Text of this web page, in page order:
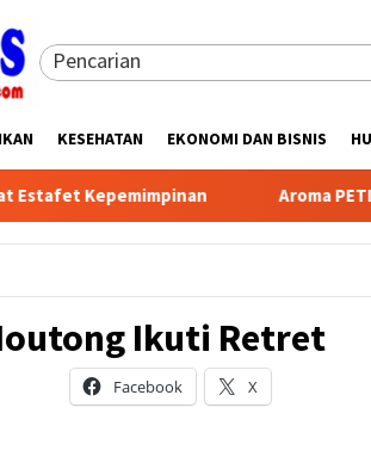
KESEHATAN EKONOMI DAN BISNIS
Aroma PETI Terendus Dari Blok
Ikuti Retret
Facebook X